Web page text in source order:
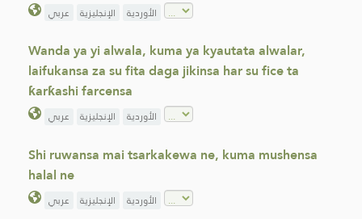
عربي الإنجليزية الأوردية
Wanda ya yi alwala, kuma ya kyautata alwalar,
laifukansa za su fita daga jikinsa har su fice ta
ƙarƙashi farcensa
عربي الإنجليزية الأوردية
Shi ruwansa mai tsarkakewa ne, kuma mushensa
halal ne
عربي الإنجليزية الأوردية